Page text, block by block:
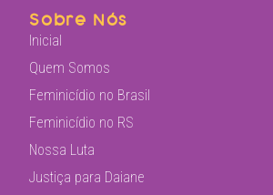
Sobre Nós
Inicial
Quem Somos
Feminicídio no Brasil
Feminicídio no RS
Nossa Luta
Justiça para Daiane